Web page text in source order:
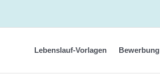
Lebenslauf-Vorlagen Bewerbung